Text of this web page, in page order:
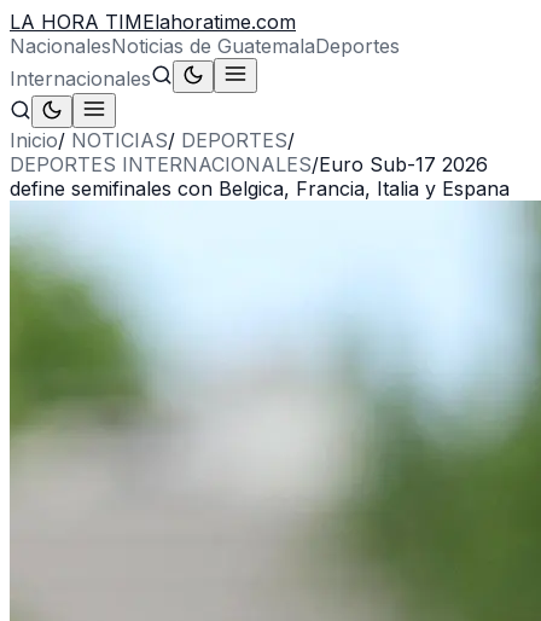
LA HORA TIMElahoratime.com
NacionalesNoticias de GuatemalaDeportes
Internacionales
Inicio/ NOTICIAS/ DEPORTES/
DEPORTES INTERNACIONALES/Euro Sub-17 2026
define semifinales con Belgica, Francia, Italia y Espana